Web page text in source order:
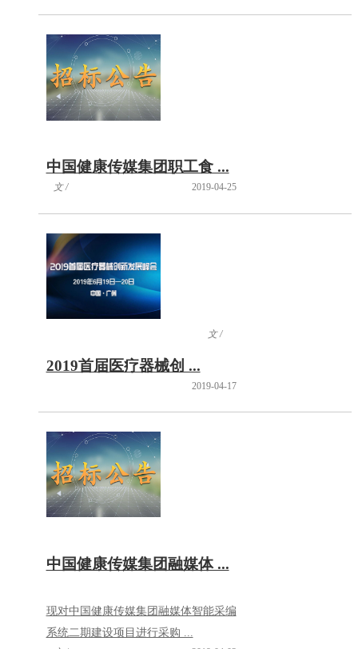
中国健康传媒集团职工食 ...
文 / 2019-04-25
2019首届医疗器械创 ...
文 /
2019-04-17
中国健康传媒集团融媒体 ...
现对中国健康传媒集团融媒体智能采编
系统二期建设项目进行采购 ...